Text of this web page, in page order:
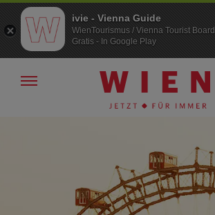
Navigation
ivie - Vienna Guide
WienTourismus / Vienna Tourist Board
Gratis - In Google Play